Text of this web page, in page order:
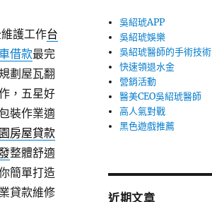
護工作台
借款最完
劃屋瓦翻
，五星好
裝作業適
房屋貸款
整體舒適
簡單打造
貸款維修
吳紹琥APP
吳紹琥娛樂
吳紹琥醫師的手術技術
快速領退水金
營銷活動
醫美CEO吳紹琥醫師
高人氣對戰
黑色遊戲推薦
近期文章